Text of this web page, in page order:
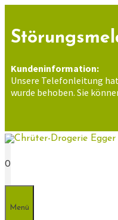
springen
Kundeninformation:
Unsere Telefonleitung
wurde behoben. Sie
0
Menü